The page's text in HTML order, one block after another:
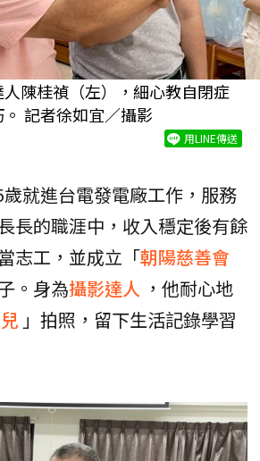
陳桂禎（左），細心教自閉症
記者徐如宜／攝影
用LINE傳送
歲就進台電發電廠工作，服務
長的職涯中，收入穩定後有餘
志工，並成立「朝陽慈善會
。身為攝影達人 ，他耐心地
」拍照，留下生活記錄學習